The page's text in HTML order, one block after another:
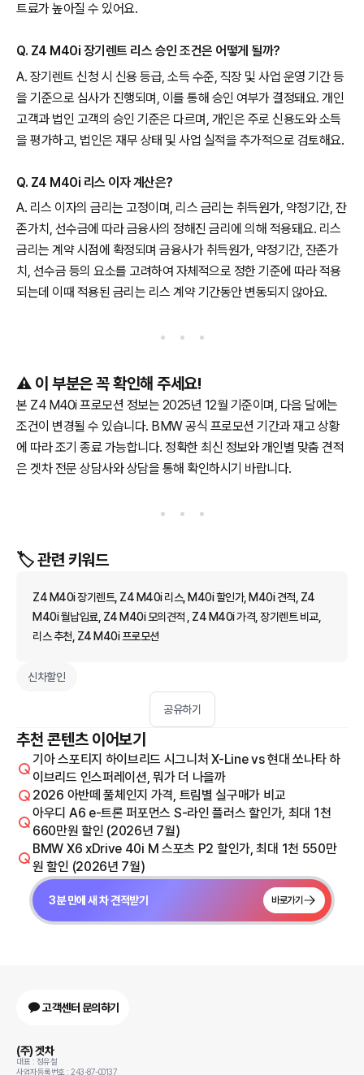
트료가 높아질 수 있어요.
Q. Z4 M40i 장기렌트 리스 승인 조건은 어떻게 될까?
A. 장기렌트 신청 시 신용 등급, 소득 수준, 직장 및 사업 운영 기간 등
을 기준으로 심사가 진행되며, 이를 통해 승인 여부가 결정돼요. 개인
고객과 법인 고객의 승인 기준은 다르며, 개인은 주로 신용도와 소득
을 평가하고, 법인은 재무 상태 및 사업 실적을 추가적으로 검토해요.
Q. Z4 M40i 리스 이자 계산은?
A. 리스 이자의 금리는 고정이며, 리스 금리는 취득원가, 약정기간, 잔
존가치, 선수금에 따라 금융사의 정해진 금리에 의해 적용돼요. 리스
금리는 계약 시점에 확정되며 금융사가 취득원가, 약정기간, 잔존가
치, 선수금 등의 요소를 고려하여 자체적으로 정한 기준에 따라 적용
되는데 이때 적용된 금리는 리스 계약 기간동안 변동되지 않아요.
⚠️ 이 부분은 꼭 확인해 주세요!
본 Z4 M40i 프로모션 정보는 2025년 12월 기준이며, 다음 달에는
조건이 변경될 수 있습니다. BMW 공식 프로모션 기간과 재고 상황
에 따라 조기 종료 가능합니다. 정확한 최신 정보와 개인별 맞춤 견적
은 겟차 전문 상담사와 상담을 통해 확인하시기 바랍니다.
🏷️ 관련 키워드
Z4 M40i 장기렌트, Z4 M40i 리스, M40i 할인가, M40i 견적, Z4
M40i 월납입료, Z4 M40i 모의견적 , Z4 M40i 가격, 장기렌트 비교,
리스 추천, Z4 M40i 프로모션
신차할인
공유하기
추천 콘텐츠 이어보기
기아 스포티지 하이브리드 시그니처 X-Line vs 현대 쏘나타 하
이브리드 인스퍼레이션, 뭐가 더 나을까
2026 아반떼 풀체인지 가격, 트림별 실구매가 비교
아우디 A6 e-트론 퍼포먼스 S-라인 플러스 할인가, 최대 1천
660만원 할인 (2026년 7월)
BMW X6 xDrive 40i M 스포츠 P2 할인가, 최대 1천 550만
원 할인 (2026년 7월)
3분 만에 새 차 견적받기 바로가기
고객센터 문의하기
(주) 겟차
대표 : 정유철
사업자등록번호 : 243-87-00137